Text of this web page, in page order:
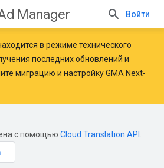
Manager Войти
в режиме технического
последних обновлений и
миграцию и настройку GMA Next-
с помощью Cloud Translation API